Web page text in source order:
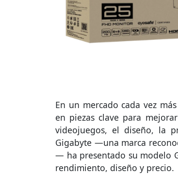
En un mercado cada vez
en piezas clave para
videojuegos, el diseño, la
Gigabyte —una marca
— ha presentado su modelo
rendimiento, diseño y precio.